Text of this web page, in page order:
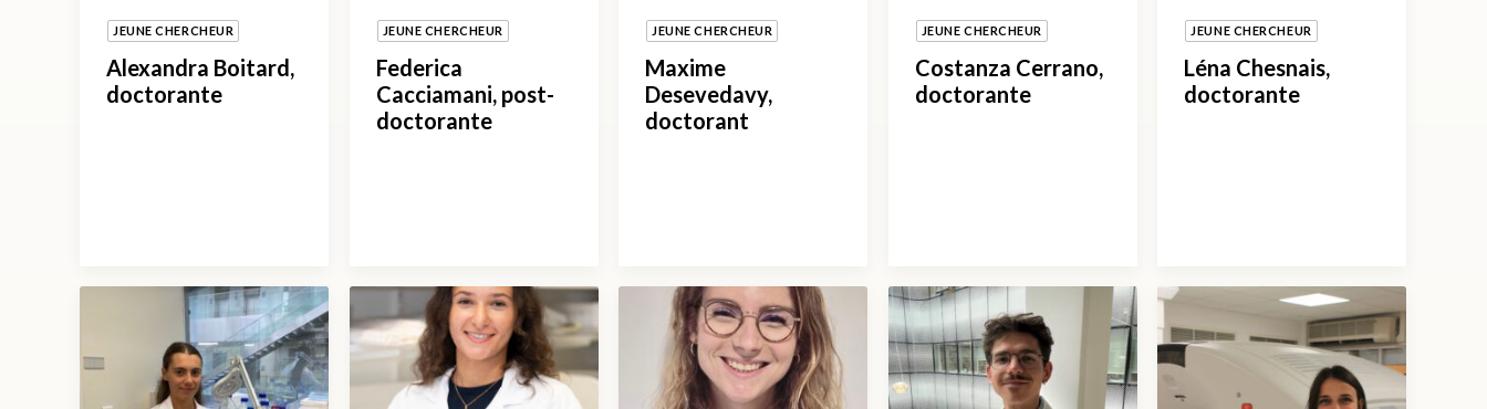
JEUNE CHERCHEUR
Alexandra Boitard,
doctorante
JEUNE CHERCHEUR
Federica
Cacciamani, post-
doctorante
JEUNE CHERCHEUR
Maxime
Desevedavy,
doctorant
JEUNE CHERCHEUR
Costanza Cerrano,
doctorante
JEUNE CHERCHEUR
Léna Chesnais,
doctorante